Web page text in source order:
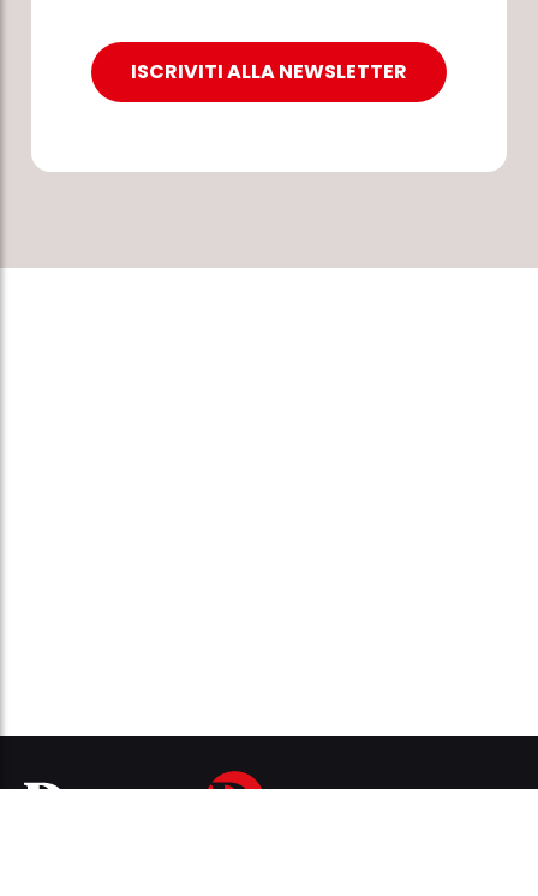
ISCRIVITI ALLA NEWSLETTER